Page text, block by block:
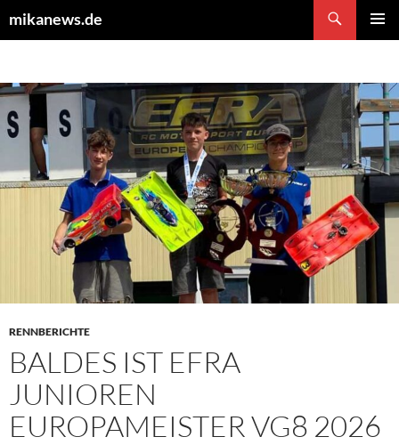
mikanews.de
RENNBERICHTE
BALDES IST EFRA
JUNIOREN
EUROPAMEISTER VG8 2026